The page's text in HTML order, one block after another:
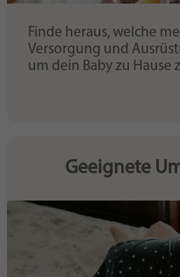
Finde heraus, welche
Versorgung und
um dein Baby zu Hause
Geeignete